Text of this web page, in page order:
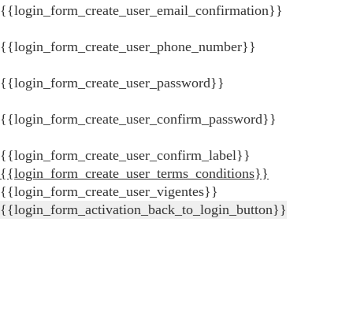
{{login_form_create_user_email_confirmation}}
{{login_form_create_user_phone_number}}
{{login_form_create_user_password}}
{{login_form_create_user_confirm_password}}
{{login_form_create_user_confirm_label}}
{{login_form_create_user_terms_conditions}}
{{login_form_create_user_vigentes}}
{{login_form_activation_back_to_login_button}}